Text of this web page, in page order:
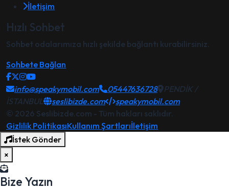
İletişim
Hızlı Sohbet
Sohbet odalarımıza hızlı şekilde bağlantı kurabilirsiniz.
Sohbete Bağlan
info@speakymobil.com 05447636728
PENDİK /
İSTANBUL
seslibizde.com
speakymobil.com
© 2026 Seslibizde.com - Tüm hakları saklıdır.
Gizlilik PolitikasıKullanım Şartlarıİletişim
İstek Gönder
×
Bize Yazın